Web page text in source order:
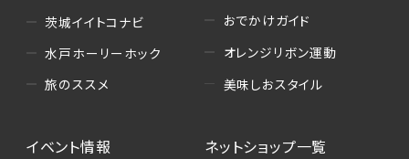
茨城イイトコナビ
水戸ホーリーホック
旅のススメ
おでかけガイド
オレンジリボン運動
美味しおスタイル
イベント情報
ネットショップ一覧